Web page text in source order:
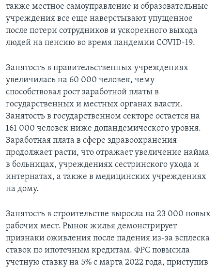
также местное самоуправление и образовательные
учреждения все еще наверстывают упущенное
после потери сотрудников и ускоренного выхода
людей на пенсию во время пандемии COVID-19.
Занятость в правительственных учреждениях
увеличилась на 60 000 человек, чему
способствовал рост заработной платы в
государственных и местных органах власти.
Занятость в государственном секторе остается на
161 000 человек ниже допандемического уровня.
Заработная плата в сфере здравоохранения
продолжает расти, что отражает увеличение найма
в больницах, учреждениях сестринского ухода и
интернатах, а также в медицинских учреждениях
на дому.
Занятость в строительстве выросла на 23 000 новых
рабочих мест. Рынок жилья демонстрирует
признаки оживления после падения из-за всплеска
ставок по ипотечным кредитам. ФРС повысила
учетную ставку на 5% с марта 2022 года, приступив